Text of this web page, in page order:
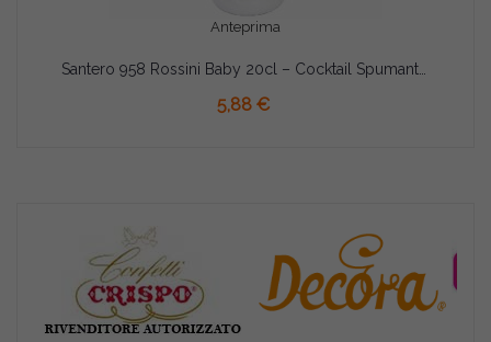
Anteprima
5,88 €